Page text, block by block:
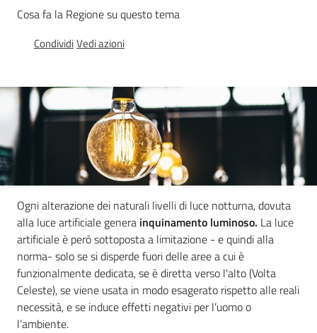
elettromagnetico
Rischio
industriale
Normativa
Ambiente
Argomenti
Novità
Cosa fa la Regione su questo tema
CondividiVedi azioni
Ogni alterazione dei naturali livelli di luce notturna, dovuta
alla luce artificiale genera inquinamento luminoso. La luce
artificiale è però sottoposta a limitazione - e quindi alla
norma- solo se si disperde fuori delle aree a cui è
funzionalmente dedicata, se è diretta verso l'alto (Volta
Celeste), se viene usata in modo esagerato rispetto alle reali
necessità, e se induce effetti negativi per l’uomo o
l’ambiente.